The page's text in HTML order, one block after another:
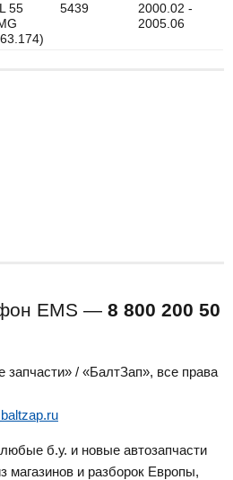
55
5439
2000.02 -
2005.06
EMS — 8 800 200 50
запчасти» / «БалтЗап», все права
б.у. и новые автозапчасти
магазинов и разборок Европы,